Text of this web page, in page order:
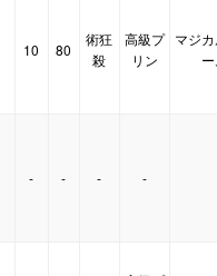
10 80
術狂
殺
高級プ
リン
マジ
- - - -